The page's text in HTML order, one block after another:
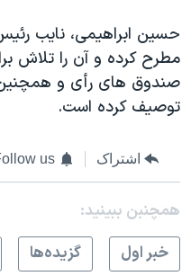
حسین ابراهیمی، نایب
مطرح کرده و آن را تلاش
صندوق های رأی و همچنین
توصیف کرده است.
اشتراک us
همچنبن ببینید:
خبر اول
گزيده‌ها